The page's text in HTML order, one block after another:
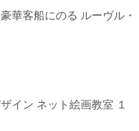
華客船にのる ルーヴル・
イン ネット絵画教室 １